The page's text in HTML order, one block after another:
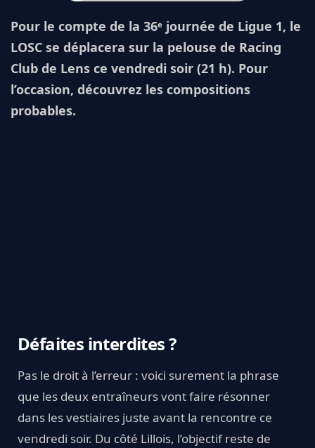
Pour le compte de la 36ᵉ journée de Ligue 1, le
LOSC se déplacera sur la pelouse de Racing
Club de Lens ce vendredi soir (21 h). Pour
l’occasion, découvrez les compositions
probables.
Défaites interdites ?
Pas le droit à l’erreur : voici surement la phrase
que les deux entraîneurs vont faire résonner
dans les vestiaires juste avant la rencontre ce
vendredi soir. Du côté Lillois, l’objectif reste de